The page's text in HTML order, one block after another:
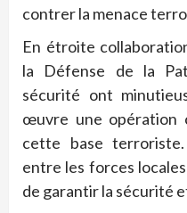
contrer la menace
En étroite
la Défense de la
sécurité ont
œuvre une opération
cette base
entre les forces
de garantir la sécurité